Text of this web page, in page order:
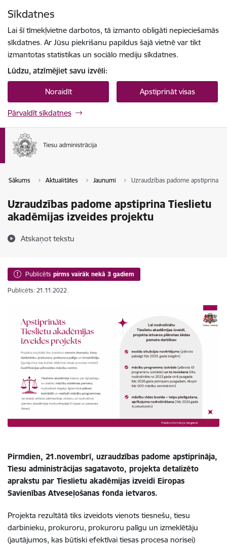
Sīkdatnes
Lai šī tīmekļvietne darbotos, tā izmanto obligāti nepieciešamās
sīkdatnes. Ar Jūsu piekrišanu papildus šajā vietnē var tikt
izmantotas statistikas un sociālo mediju sīkdatnes.
Lūdzu, atzīmējiet savu izvēli:
Noraidīt Apstiprināt visas
Pārvaldīt sīkdatnes
Sākums Aktualitātes Jaunumi Uzraudzības padome apstiprina
Uzraudzības padome apstiprina Tieslietu
akadēmijas izveides projektu
Atskaņot tekstu
Publicēts pirms vairāk nekā 3 gadiem
Publicēts: 21.11.2022.
Pirmdien, 21.novembrī, uzraudzības padome apstiprināja,
Tiesu administrācijas sagatavoto, projekta detalizēto
aprakstu par Tieslietu akadēmijas izveidi Eiropas
Savienības Atveseļošanas fonda ietvaros.
Projekta rezultātā tiks izveidots vienots tiesnešu, tiesu
darbinieku, prokuroru, prokuroru palīgu un izmeklētāju
(jautājumos, kas būtiski efektīvai tiesas procesa norisei)